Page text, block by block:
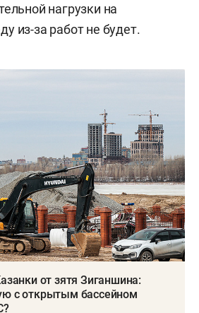
нагрузки на
из-за работ не будет.
от зятя Зиганшина:
с открытым бассейном